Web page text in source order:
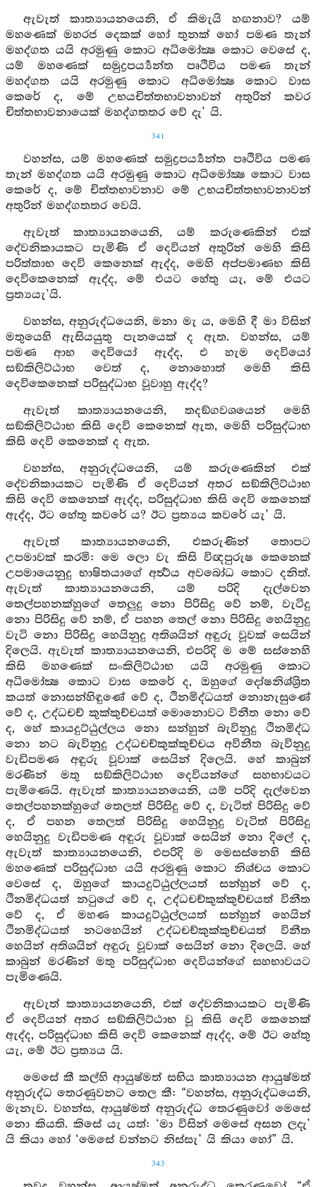
ඇවැත් කාත්‍යායනයෙනි, ඒ කිමැයි හඟනාව? යම්
මහණෙක් මහරජ දෙකක් හෝ තුනක් හෝ පමණ තැන්
මහද්ගත යයි අරමුණු කොට අධිමෝක්‍ෂ කොට වෙසේ ද,
යම් මහණෙක් සමුද්‍රපර්‍ය්‍යන්ත පෘථිවිය පමණ තැන්
මහද්ගත යයි අරමුණු කොට අධිමෝක්‍ෂ කොට වාස
කෙරේ ද, මේ උභයචිත්තභාවනාවන් අතුරින් කවර
චිත්තභාවනායෙක් මහද්ගතතර වේ දැ’ යි.
341
වහන්ස, යම් මහණෙක් සමුද්‍රපර්‍ය්‍යන්ත පෘථිවිය පමණ
තැන් මහද්ගත යයි අරමුණු කොට අධිමෝක්‍ෂ කොට වාස
කෙරේ ද, මේ චිත්තභාවනාව මේ උභයචිත්තභාවනාවන්
අතුරින් මහද්ගතතර වෙයි.
ඇවැත් කාත්‍යායනයෙනි, යම් කරුණෙකින් එක්
දේවනිකායකට පැමිණි ඒ දෙවියන් අතුරින් මෙහි කිසි
පරිත්තාභ දෙවි කෙනෙක් ඇද්ද, මෙහි අප්පමාණභ කිසි
දෙවිකෙනෙක් ඇද්ද, මේ එයට හේතු යැ, මේ එයට
ප්‍රත්‍යයැ’යි.
වහන්ස, අනුරුද්ධයෙනි, මනා මැ ය, මෙහි දී මා විසින්
මතුයෙහි ඇසියයුතු පැනයෙක් ද ඇත. වහන්ස, යම්
පමණ ආභ දෙවියෝ ඇද්ද, එ හැම දෙවියෝ
සඞ්කිලිට්ඨාභ වෙත් ද, නොහොත් මෙහි කිසි
දෙවිකෙනෙක් පරිසුද්ධාභ වූවාහු ඇද්ද?
ඇවැත් කාත්‍යායනයෙනි, තදඞ්ගවශයෙන් මෙහි
සඞ්කිලිට්ඨාභ කිසි දෙවි කෙනෙක් ඇත, මෙහි පරිසුද්ධාභ
කිසි දෙවි කෙනෙක් ද ඇත.
වහන්ස, අනුරුද්ධයෙනි, යම් කරුණෙකින් එක්
දේවනිකායකට පැමිණි ඒ දෙවියන් අතර සඞ්කිලිට්ඨාභ
කිසි දෙවි කෙනෙක් ඇද්ද, පරිසුද්ධාභ කිසි දෙවි කෙනෙක්
ඇද්ද, ඊට හේතු කවරේ ය? ඊට ප්‍රත්‍යය කවරේ යැ’ යි.
ඇවැත් කාත්‍යායනයෙනි, එකරුණින් තොපට
උපමාවක් කරමි: මෙ ලො වැ කිසි විඥපුරුෂ කෙනෙක්
උපමායෙනුදු භාෂිතයාගේ අර්‍ත්‍ථය අවබෝධ කොට දනිත්.
ඇවැත් කාත්‍යායනයෙනි, යම් පරිදි දැල්වෙන
තෙල්පහනක්හුගේ තෙලුදු නො පිරිසිදු වේ නම්, වැටිදු
නො පිරිසිදු වේ නම්, ඒ පහන තෙල් නො පිරිසිදු හෙයිනුදු
වැටි නො පිරිසිදු හෙයිනුදු අතිශයින් අඳුරු වූවක් සෙයින්
දිලෙයි. ඇවැත් කාත්‍යායනයෙනි, එපරිදි ම මේ සස්නෙහි
කිසි මහණෙක් සංකිලිට්ඨාභ යයි අරමුණු කොට
අධිමෝක්‍ෂ කොට වාස කෙරේ ද, ඔහුගේ දෝෂනිශ්ශ්‍රිත
කයත් නොසන්හිඳුණේ වේ ද, ථිනමිද්ධයත් නොනැසුණේ
වේ ද, උද්ධචච් කුක්කුච්චයත් මොනොවට විනීත නො වේ
ද, හේ කායදුට්ඨුල්ලය නො සන්හුන් බැවිනුදු ථිනමිද්ධ
නො නට බැවිනුදු උද්ධචච්කුක්කුච්චය අවිනීත බැවිනුදු
වැඩිපමණ අඳුරු වූවාක් සෙයින් දිලෙයි. හේ කාබුන්
මරණින් මතු සඞ්කිලිට්ඨාභ දෙවියන්ගේ සහභාවයට
පැමිණෙයි. ඇවැත් කාත්‍යායනයෙනි, යම් පරිදි දැල්වෙන
තෙල්පහනක්හුගේ තෙලත් පිරිසිදු වේ ද, වැටිත් පිරිසිදු වේ
ද, ඒ පහන තෙලත් පිරිසිදු හෙයිනුදු වැටිත් පිරිසිදු
හෙයිනුදු වැඩිපමණ අඳුරු වූවාක් සෙයින් නො දිලේ ද,
ඇවැත් කාත්‍යායනයෙනි, එපරිදි ම මෙසස්නෙහි කිසි
මහණෙක් පරිසුද්ධාභ යයි අරමුණු කොට නිශ්චය කොට
වෙසේ ද, ඔහුගේ කායදුට්ඨුල්ලයත් සන්හුන් වේ ද,
ථිනමිද්ධයත් නටුයේ වේ ද, උද්ධචච්කුක්කුච්චයත් විනීත
වේ ද, ඒ මහණ කායදුට්ඨුල්ලයත් සන්හුන් හෙයින්
ථිනමිද්ධයත් නටහෙයින් උද්ධචච්කුක්කුච්චයත් විනීත
හෙයින් අතිශයින් අඳුරු වූවාක් සෙයින් නො දිලෙයි. හේ
කාබුන් මරණින් මතු පරිසුද්ධාභ දෙවියන්ගේ සහභාවයට
පැමිණෙයි.
ඇවැත් කාත්‍යායනයෙනි, එක් දේවනිකායකට පැමිණි
ඒ දෙවියන් අතර සඞ්කිලිට්ඨාභ වූ කිසි දෙවි කෙනෙක්
ඇද්ද, පරිසුද්ධාභ කිසි දෙවි කෙනෙක් ඇද්ද, මේ ඊට හේතු
යැ, මේ ඊට ප්‍රත්‍යය යි.
මෙසේ කී කල්හි ආයුෂ්මත් සභිය කාත්‍යායන ආයුෂ්මත්
අනුරුද්ධ තෙරණුවනට තෙල කී: “වහන්ස, අනුරුද්ධයෙනි,
මැනැව. වහන්ස, ආයුෂ්මත් අනුරුද්ධ තෙරණුවෝ මෙසේ
නො කියති. කිසේ යැ යත්: ‘මා විසින් මෙසේ අසන ලදැ’
යි කියා හෝ ‘මෙසේ වන්නට නිස්සැ’ යි කියා හෝ” යි.
343